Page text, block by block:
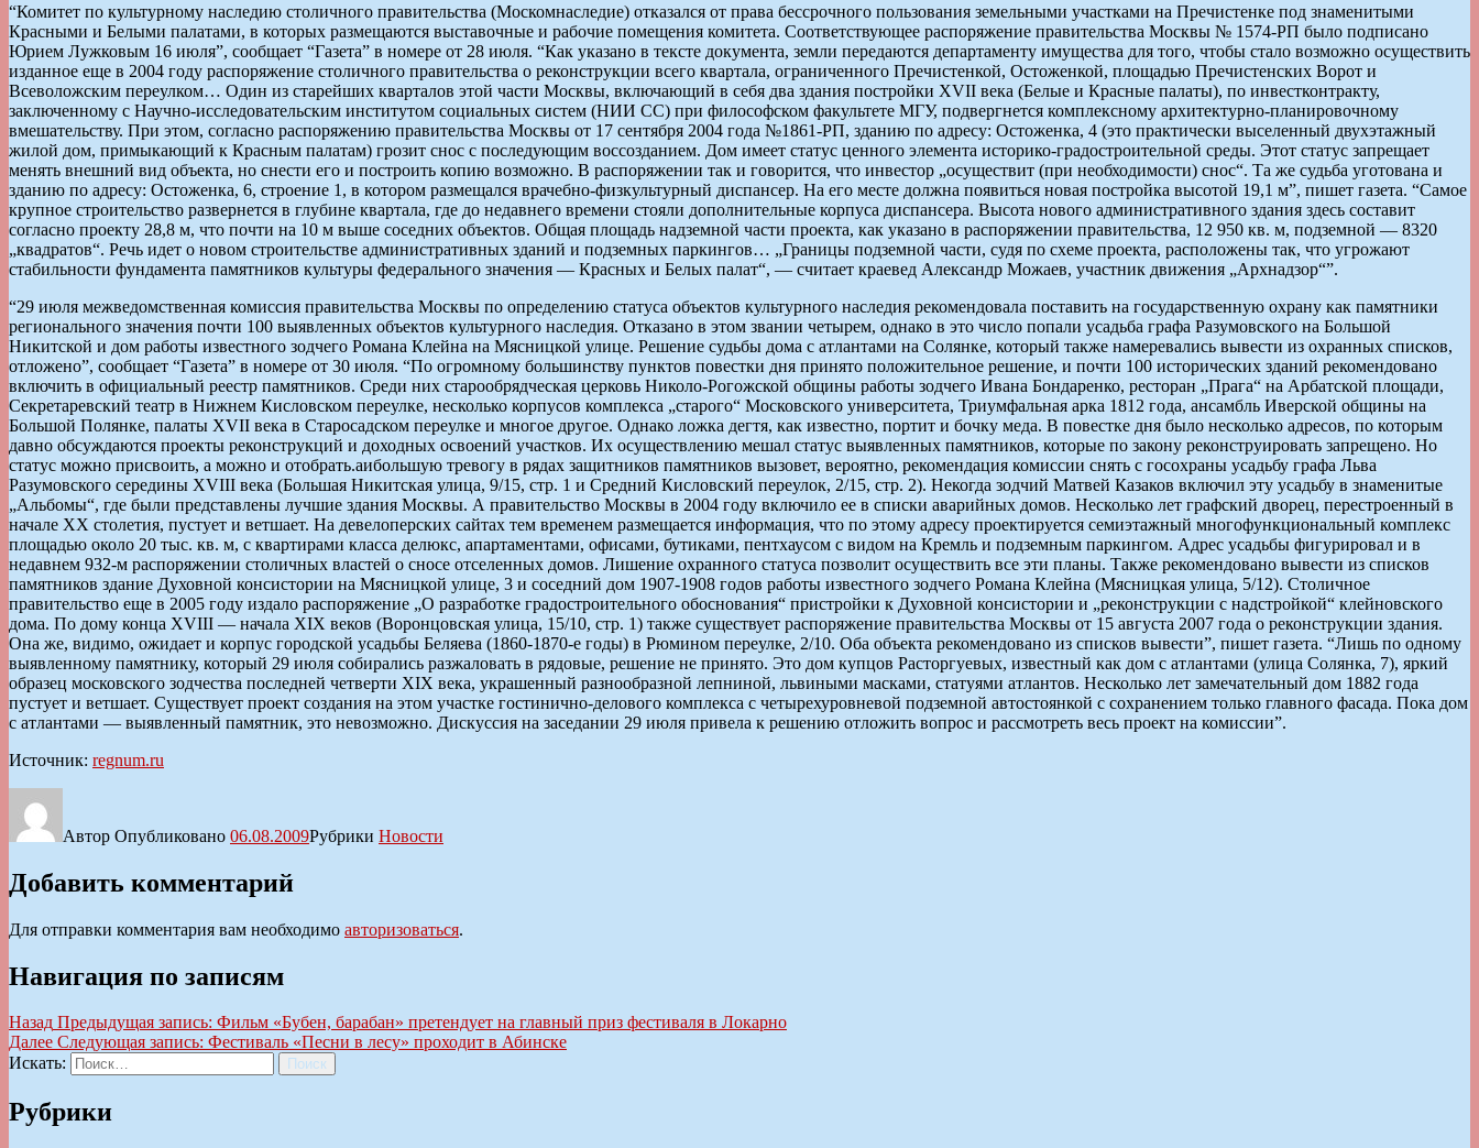
“Комитет по культурному наследию столичного правительства (Москомнаследие) отказался от права бессрочного пользования земельными участками на Пречистенке под знаменитыми
Красными и Белыми палатами, в которых размещаются выставочные и рабочие помещения комитета. Соответствующее распоряжение правительства Москвы № 1574-РП было подписано
Юрием Лужковым 16 июля”, сообщает “Газета” в номере от 28 июля. “Как указано в тексте документа, земли передаются департаменту имущества для того, чтобы стало возможно осуществить
изданное еще в 2004 году распоряжение столичного правительства о реконструкции всего квартала, ограниченного Пречистенкой, Остоженкой, площадью Пречистенских Ворот и
Всеволожским переулком… Один из старейших кварталов этой части Москвы, включающий в себя два здания постройки XVII века (Белые и Красные палаты), по инвестконтракту,
заключенному с Научно-исследовательским институтом социальных систем (НИИ СС) при философском факультете МГУ, подвергнется комплексному архитектурно-планировочному
вмешательству. При этом, согласно распоряжению правительства Москвы от 17 сентября 2004 года №1861-РП, зданию по адресу: Остоженка, 4 (это практически выселенный двухэтажный
жилой дом, примыкающий к Красным палатам) грозит снос с последующим воссозданием. Дом имеет статус ценного элемента историко-градостроительной среды. Этот статус запрещает
менять внешний вид объекта, но снести его и построить копию возможно. В распоряжении так и говорится, что инвестор „осуществит (при необходимости) снос“. Та же судьба уготована и
зданию по адресу: Остоженка, 6, строение 1, в котором размещался врачебно-физкультурный диспансер. На его месте должна появиться новая постройка высотой 19,1 м”, пишет газета. “Самое
крупное строительство развернется в глубине квартала, где до недавнего времени стояли дополнительные корпуса диспансера. Высота нового административного здания здесь составит
согласно проекту 28,8 м, что почти на 10 м выше соседних объектов. Общая площадь надземной части проекта, как указано в распоряжении правительства, 12 950 кв. м, подземной — 8320
„квадратов“. Речь идет о новом строительстве административных зданий и подземных паркингов… „Границы подземной части, судя по схеме проекта, расположены так, что угрожают
стабильности фундамента памятников культуры федерального значения — Красных и Белых палат“, — считает краевед Александр Можаев, участник движения „Архнадзор“”.
“29 июля межведомственная комиссия правительства Москвы по определению статуса объектов культурного наследия рекомендовала поставить на государственную охрану как памятники
регионального значения почти 100 выявленных объектов культурного наследия. Отказано в этом звании четырем, однако в это число попали усадьба графа Разумовского на Большой
Никитской и дом работы известного зодчего Романа Клейна на Мясницкой улице. Решение судьбы дома с атлантами на Солянке, который также намеревались вывести из охранных списков,
отложено”, сообщает “Газета” в номере от 30 июля. “По огромному большинству пунктов повестки дня принято положительное решение, и почти 100 исторических зданий рекомендовано
включить в официальный реестр памятников. Среди них старообрядческая церковь Николо-Рогожской общины работы зодчего Ивана Бондаренко, ресторан „Прага“ на Арбатской площади,
Секретаревский театр в Нижнем Кисловском переулке, несколько корпусов комплекса „старого“ Московского университета, Триумфальная арка 1812 года, ансамбль Иверской общины на
Большой Полянке, палаты XVII века в Старосадском переулке и многое другое. Однако ложка дегтя, как известно, портит и бочку меда. В повестке дня было несколько адресов, по которым
давно обсуждаются проекты реконструкций и доходных освоений участков. Их осуществлению мешал статус выявленных памятников, которые по закону реконструировать запрещено. Но
статус можно присвоить, а можно и отобрать.аибольшую тревогу в рядах защитников памятников вызовет, вероятно, рекомендация комиссии снять с госохраны усадьбу графа Льва
Разумовского середины XVIII века (Большая Никитская улица, 9/15, стр. 1 и Средний Кисловский переулок, 2/15, стр. 2). Некогда зодчий Матвей Казаков включил эту усадьбу в знаменитые
„Альбомы“, где были представлены лучшие здания Москвы. А правительство Москвы в 2004 году включило ее в списки аварийных домов. Несколько лет графский дворец, перестроенный в
начале ХХ столетия, пустует и ветшает. На девелоперских сайтах тем временем размещается информация, что по этому адресу проектируется семиэтажный многофункциональный комплекс
площадью около 20 тыс. кв. м, с квартирами класса делюкс, апартаментами, офисами, бутиками, пентхаусом с видом на Кремль и подземным паркингом. Адрес усадьбы фигурировал и в
недавнем 932-м распоряжении столичных властей о сносе отселенных домов. Лишение охранного статуса позволит осуществить все эти планы. Также рекомендовано вывести из списков
памятников здание Духовной консистории на Мясницкой улице, 3 и соседний дом 1907-1908 годов работы известного зодчего Романа Клейна (Мясницкая улица, 5/12). Столичное
правительство еще в 2005 году издало распоряжение „О разработке градостроительного обоснования“ пристройки к Духовной консистории и „реконструкции с надстройкой“ клейновского
дома. По дому конца XVIII — начала XIX веков (Воронцовская улица, 15/10, стр. 1) также существует распоряжение правительства Москвы от 15 августа 2007 года о реконструкции здания.
Она же, видимо, ожидает и корпус городской усадьбы Беляева (1860-1870-е годы) в Рюмином переулке, 2/10. Оба объекта рекомендовано из списков вывести”, пишет газета. “Лишь по одному
выявленному памятнику, который 29 июля собирались разжаловать в рядовые, решение не принято. Это дом купцов Расторгуевых, известный как дом с атлантами (улица Солянка, 7), яркий
образец московского зодчества последней четверти XIX века, украшенный разнообразной лепниной, львиными масками, статуями атлантов. Несколько лет замечательный дом 1882 года
пустует и ветшает. Существует проект создания на этом участке гостинично-делового комплекса с четырехуровневой подземной автостоянкой с сохранением только главного фасада. Пока дом
с атлантами — выявленный памятник, это невозможно. Дискуссия на заседании 29 июля привела к решению отложить вопрос и рассмотреть весь проект на комиссии”.
Источник: regnum.ru
Автор Опубликовано 06.08.2009Рубрики Новости
Добавить комментарий
Для отправки комментария вам необходимо авторизоваться.
Навигация по записям
Назад Предыдущая запись: Фильм «Бубен, барабан» претендует на главный приз фестиваля в Локарно
Далее Следующая запись: Фестиваль «Песни в лесу» проходит в Абинске
Искать:
Поиск
Рубрики